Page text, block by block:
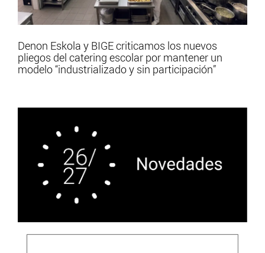
Denon Eskola y BIGE criticamos los nuevos
pliegos del catering escolar por mantener un
modelo “industrializado y sin participación”